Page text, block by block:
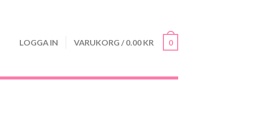
LOGGA IN VARUKORG / 0.00 KR 0